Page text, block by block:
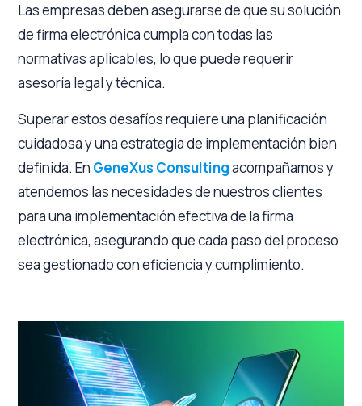
Las empresas deben asegurarse de que su solución
de firma electrónica cumpla con todas las
normativas aplicables, lo que puede requerir
asesoría legal y técnica.
Superar estos desafíos requiere una planificación
cuidadosa y una estrategia de implementación bien
definida. En GeneXus Consultingacompañamos y
atendemos las necesidades de nuestros clientes
para una implementación efectiva de la firma
electrónica, asegurando que cada paso del proceso
sea gestionado con eficiencia y cumplimiento.